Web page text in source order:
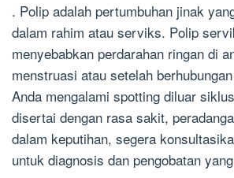
. Polip adalah pertumbuhan jinak
dalam rahim atau serviks. Polip
menyebabkan perdarahan ringan di
menstruasi atau setelah
Anda mengalami spotting diluar
disertai dengan rasa sakit,
dalam keputihan, segera
untuk diagnosis dan pengobatan